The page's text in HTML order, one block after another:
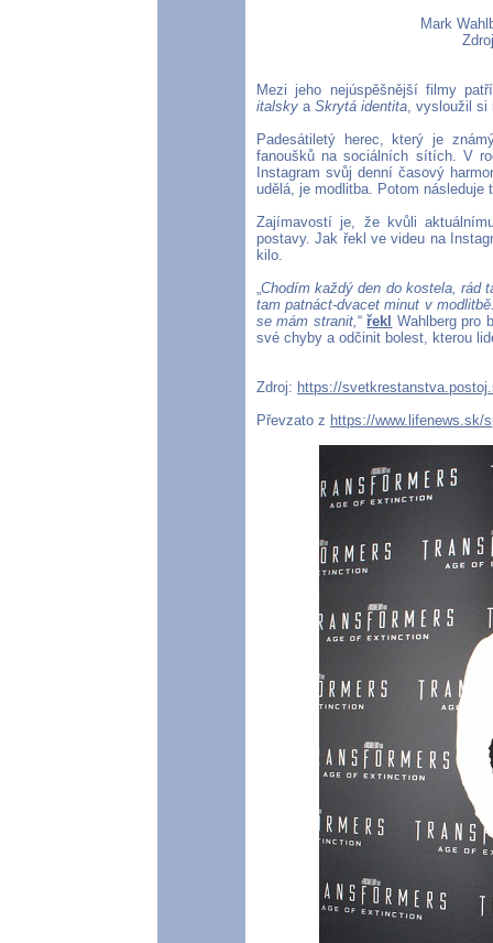
Mark
Mezi jeho nejúspěšnější filmy
italsky a Skrytá identita, vysloužil si
Padesátiletý herec, který je
fanoušků na sociálních sítích. V
Instagram svůj denní časový
udělá, je modlitba. Potom následuje
Zajímavostí je, že kvůli
postavy. Jak řekl ve videu na
kilo.
„Chodím každý den do kostela, rád
tam patnáct-dvacet minut v
se mám stranit,“ řekl Wahlberg pro
své chyby a odčinit bolest, kterou
Zdroj: https://
Převzato z https://www.lifenews.sk/